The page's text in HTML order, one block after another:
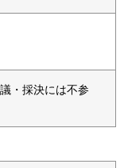
・採決には不参